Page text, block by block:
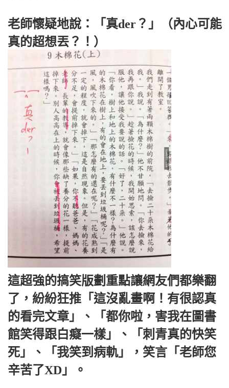
老師懷疑地說：「真der？」（內心可能
真的超想丟？！）
這超強的搞笑版劃重點讓網友們都樂翻
了，紛紛狂推「這沒亂畫啊！有很認真
的看完文章」、「都你啦，害我在圖書
館笑得跟白癡一樣」、「刺青真的快笑
死」、「我笑到病軌」，笑言「老師您
辛苦了XD」。